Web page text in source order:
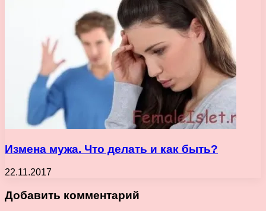
Измена мужа. Что делать и как быть?
22.11.2017
Добавить комментарий